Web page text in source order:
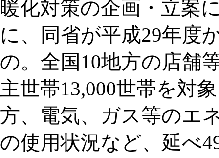
暖化対策の企画・立案
に、同省が平成29年度
の。全国10地方の店舗
主世帯13,000世帯を対
方、電気、ガス等のエ
の使用状況など、延べ